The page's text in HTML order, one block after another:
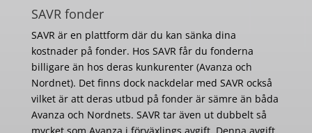
SAVR fonder
SAVR är en plattform där du kan sänka dina
kostnader på fonder. Hos SAVR får du fonderna
billigare än hos deras kunkurenter (Avanza och
Nordnet). Det finns dock nackdelar med SAVR också
vilket är att deras utbud på fonder är sämre än båda
Avanza och Nordnets. SAVR tar även ut dubbelt så